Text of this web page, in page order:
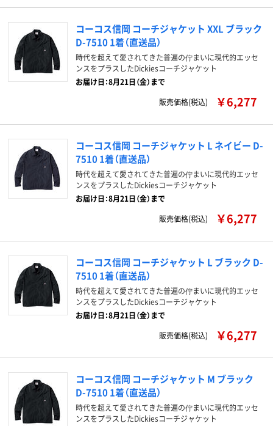
コーコス信岡 コーチジャケット XXL ブラック
D-7510 1着（直送品）
時代を超えて愛されてきた普遍の佇まいに現代的エッセ
ンスをプラスしたDickiesコーチジャケット
お届け日：8月21日（金）まで
販売価格(税込)
￥6,277
コーコス信岡 コーチジャケット L ネイビー D-
7510 1着（直送品）
時代を超えて愛されてきた普遍の佇まいに現代的エッセ
ンスをプラスしたDickiesコーチジャケット
お届け日：8月21日（金）まで
販売価格(税込)
￥6,277
コーコス信岡 コーチジャケット L ブラック D-
7510 1着（直送品）
時代を超えて愛されてきた普遍の佇まいに現代的エッセ
ンスをプラスしたDickiesコーチジャケット
お届け日：8月21日（金）まで
販売価格(税込)
￥6,277
コーコス信岡 コーチジャケット M ブラック
D-7510 1着（直送品）
時代を超えて愛されてきた普遍の佇まいに現代的エッセ
ンスをプラスしたDickiesコーチジャケット